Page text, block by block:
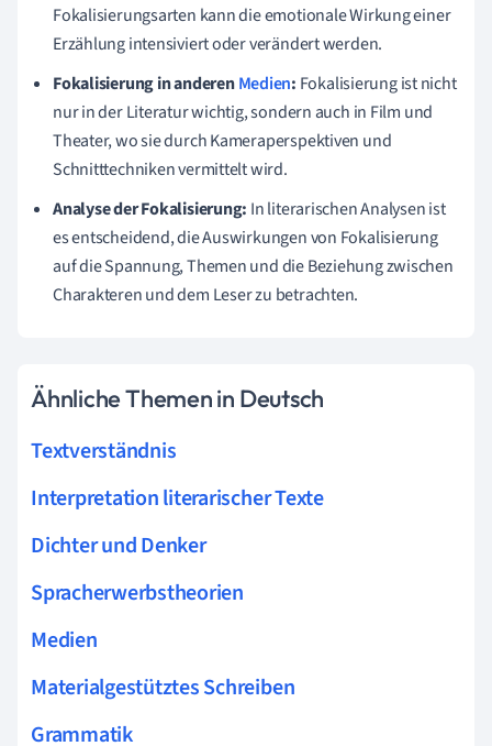
Fokalisierungsarten kann die emotionale Wirkung einer
Erzählung intensiviert oder verändert werden.
Fokalisierung in anderenMedien: Fokalisierung ist nicht
nur in der Literatur wichtig, sondern auch in Film und
Theater, wo sie durch Kameraperspektiven und
Schnitttechniken vermittelt wird.
Analyse der Fokalisierung: In literarischen Analysen ist
es entscheidend, die Auswirkungen von Fokalisierung
auf die Spannung, Themen und die Beziehung zwischen
Charakteren und dem Leser zu betrachten.
Ähnliche Themen in Deutsch
Textverständnis
Interpretation literarischer Texte
Dichter und Denker
Spracherwerbstheorien
Medien
Materialgestütztes Schreiben
Grammatik